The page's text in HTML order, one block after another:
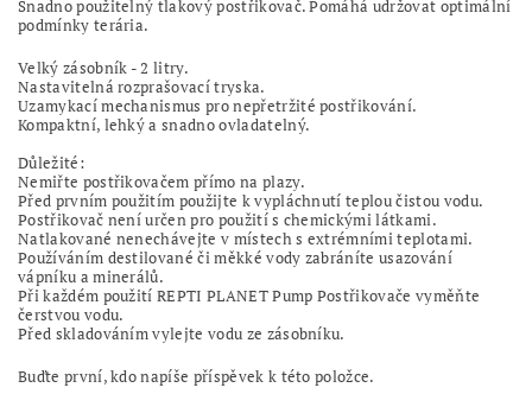
Snadno použitelný tlakový postřikovač. Pomáhá udržovat optimální
podmínky terária.
Velký zásobník - 2 litry.
Nastavitelná rozprašovací tryska.
Uzamykací mechanismus pro nepřetržité postřikování.
Kompaktní, lehký a snadno ovladatelný.
Důležité:
Nemiřte postřikovačem přímo na plazy.
Před prvním použitím použijte k vypláchnutí teplou čistou vodu.
Postřikovač není určen pro použití s chemickými látkami.
Natlakované nenechávejte v místech s extrémními teplotami.
Používáním destilované či měkké vody zabráníte usazování
vápníku a minerálů.
Při každém použití REPTI PLANET Pump Postřikovače vyměňte
čerstvou vodu.
Před skladováním vylejte vodu ze zásobníku.
Buďte první, kdo napíše příspěvek k této položce.